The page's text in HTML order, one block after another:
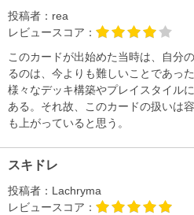
投稿者： rea
レビュースコア：
このカードが出始めた当時は、自分
るのは、今よりも難しいことであっ
様々なデッキ構築やプレイスタイル
ある。それ故、このカードの扱いは
も上がっていると思う。
スキドレ
投稿者： Lachryma
レビュースコア：